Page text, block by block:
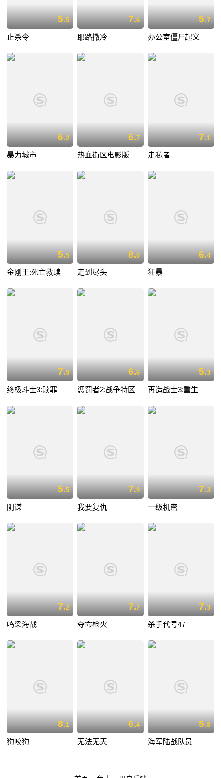
5.5
止杀令
7.6
耶路撒冷
5.7
办公室僵尸起义
6.2
暴力城市
6.7
热血街区电影版
7.1
走私者
5.5
金刚王:死亡救赎
8.0
走到尽头
6.4
狂暴
7.9
终极斗士3:赎罪
6.6
惩罚者2:战争特区
5.3
再造战士3:重生
5.5
阴谋
7.9
我要复仇
7.3
一级机密
7.2
鸣梁海战
7.7
夺命枪火
7.3
杀手代号47
8.1
狗咬狗
6.4
无法无天
5.8
海军陆战队员